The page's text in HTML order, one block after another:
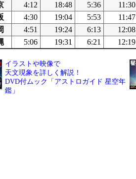
4:12 18:48 5:36 11:30
4:30 19:04 5:53 11:47
4:51 19:24 6:13 12:08
5:06 19:31 6:21 12:19
イラストや映像で
天文現象を詳しく解説！
DVD付ムック「アストロガイド 星空年
鑑」